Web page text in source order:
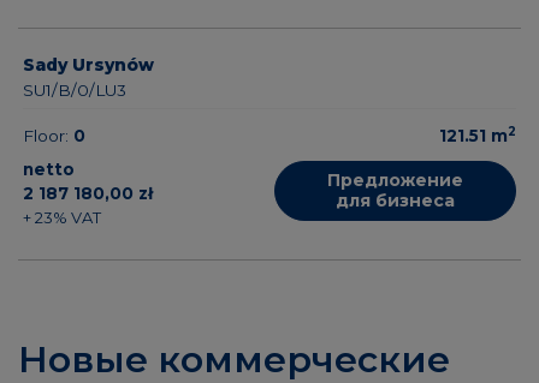
Sady Ursynów
SU1/B/0/LU3
Floor: 0
netto
2 187 180,00 zł
+ 23% VAT
121.51 m2
Предложение
для бизнеса
Новые коммерческие